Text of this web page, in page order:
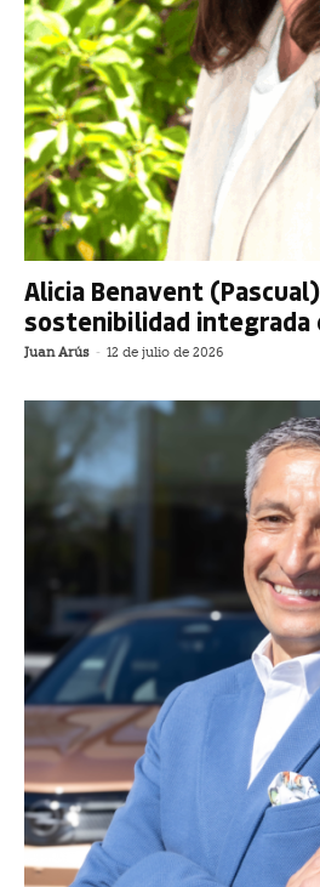
Alicia Benavent
sostenibilidad integrada
Juan Arús - 12 de julio de 2026